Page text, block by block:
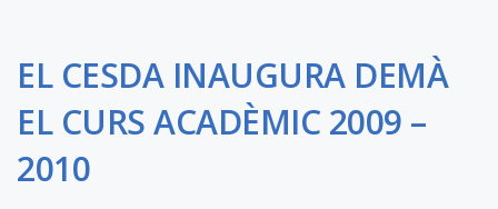
EL CESDA INAUGURA DEMÀ
EL CURS ACADÈMIC 2009 –
2010